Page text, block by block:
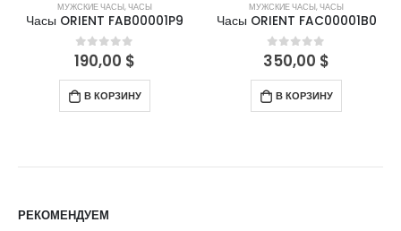
МУЖСКИЕ ЧАСЫ,ЧАСЫ
Часы ORIENT FAB00001P9
0out of 5
190,00 $
В КОРЗИНУ
МУЖСКИЕ ЧАСЫ,ЧАСЫ
Часы ORIENT FAC00001B0
0out of 5
350,00 $
В КОРЗИНУ
РЕКОМЕНДУЕМ